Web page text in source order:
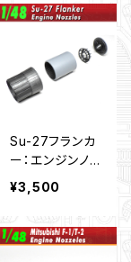
Su-27フランカ
ー：エンジンノズ
ル（1/48）
¥3,500